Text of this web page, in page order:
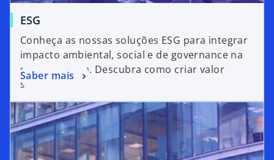
ESG
Conheça as nossas soluções ESG para integrar
impacto ambiental, social e de governance na
sua estratégia. Descubra como criar valor
sustentável.
Saber mais